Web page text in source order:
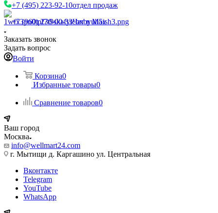
+7 (495) 223-92-10отдел продаж
+7 (960) 230-00-33Чат в Max
Заказать звонок
Задать вопрос
Войти
Корзина0
Избранные товары0
Сравнение товаров0
Ваш город
Москва
info@wellmart24.com
г. Мытищи д. Каргашино ул. Центральная
Вконтакте
Telegram
YouTube
WhatsApp